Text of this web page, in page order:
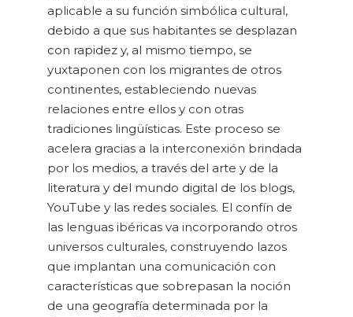
aplicable a su función simbólica cultural,
debido a que sus habitantes se desplazan
con rapidez y, al mismo tiempo, se
yuxtaponen con los migrantes de otros
continentes, estableciendo nuevas
relaciones entre ellos y con otras
tradiciones lingüísticas. Este proceso se
acelera gracias a la interconexión brindada
por los medios, a través del arte y de la
literatura y del mundo digital de los blogs,
YouTube y las redes sociales. El confín de
las lenguas ibéricas va incorporando otros
universos culturales, construyendo lazos
que implantan una comunicación con
características que sobrepasan la noción
de una geografía determinada por la